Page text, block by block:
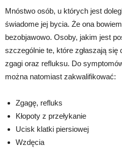
Mnóstwo osób, u których jest
świadome jej bycia. Że ona
bezobjawowo. Osoby, jakim jest
szczególnie te, które zgłaszają się
zgagi oraz refluksu. Do
można natomiast zakwalifikować:
Zgagę, refluks
Kłopoty z przełykanie
Ucisk klatki piersiowej
Wzdęcia